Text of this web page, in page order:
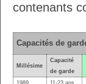
contenants
Capacités de
Millésime
Capacité
de garde
1989
11-23 ans